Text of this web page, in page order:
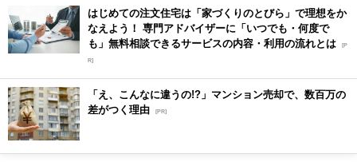
はじめての注文住宅は「家づくりのとびら」で理想をか
なえよう！ 専門アドバイザーに「いつでも・何度で
も」無料相談できるサービスの内容・利用の流れとは [P
R]
「え、こんなに違うの!?」マンション売却で、数百万の
差がつく理由 [PR]